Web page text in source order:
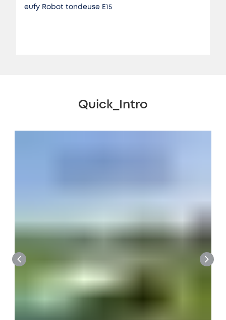
eufy Robot tondeuse E15
Quick_Intro